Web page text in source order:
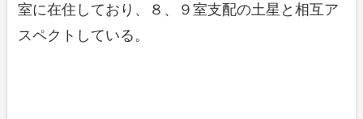
室に在住しており、８、９室支配の土星と相互ア
スペクトしている。